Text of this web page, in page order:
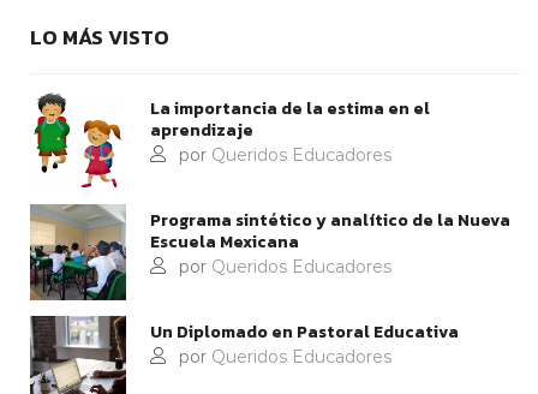
LO MÁS VISTO
La importancia de la estima en el
aprendizaje
por Queridos Educadores
Programa sintético y analítico de la Nueva
Escuela Mexicana
por Queridos Educadores
Un Diplomado en Pastoral Educativa
por Queridos Educadores